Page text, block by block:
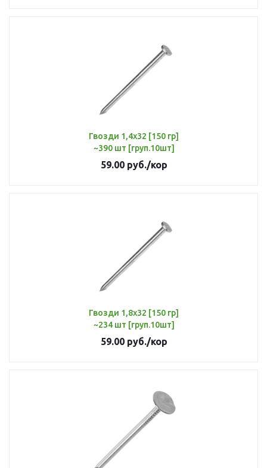
Гвозди 1,4х32 [150 гр]
~390 шт [груп.10шт]
59.00руб./кор
Гвозди 1,8х32 [150 гр]
~234 шт [груп.10шт]
59.00руб./кор